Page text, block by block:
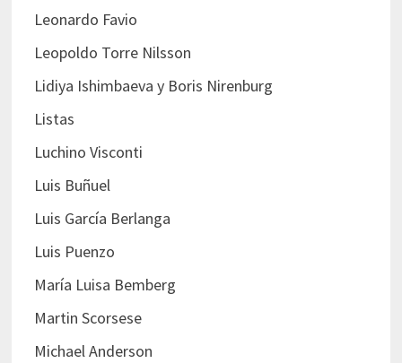
Leonardo Favio
Leopoldo Torre Nilsson
Lidiya Ishimbaeva y Boris Nirenburg
Listas
Luchino Visconti
Luis Buñuel
Luis García Berlanga
Luis Puenzo
María Luisa Bemberg
Martin Scorsese
Michael Anderson